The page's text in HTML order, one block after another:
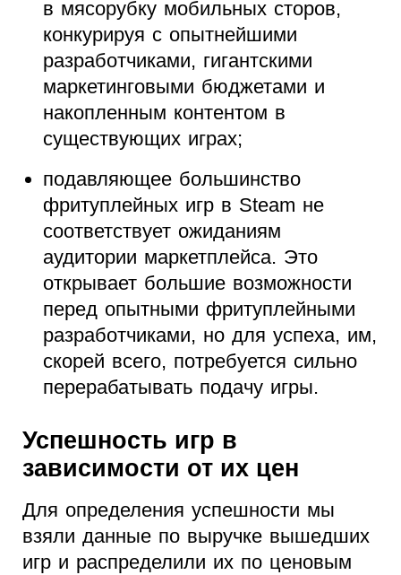
в мясорубку мобильных сторов,
конкурируя с опытнейшими
разработчиками, гигантскими
маркетинговыми бюджетами и
накопленным контентом в
существующих играх;
подавляющее большинство
фритуплейных игр в Steam не
соответствует ожиданиям
аудитории маркетплейса. Это
открывает большие возможности
перед опытными фритуплейными
разработчиками, но для успеха, им,
скорей всего, потребуется сильно
перерабатывать подачу игры.
Успешность игр в
зависимости от их цен
Для определения успешности мы
взяли данные по выручке вышедших
игр и распределили их по ценовым